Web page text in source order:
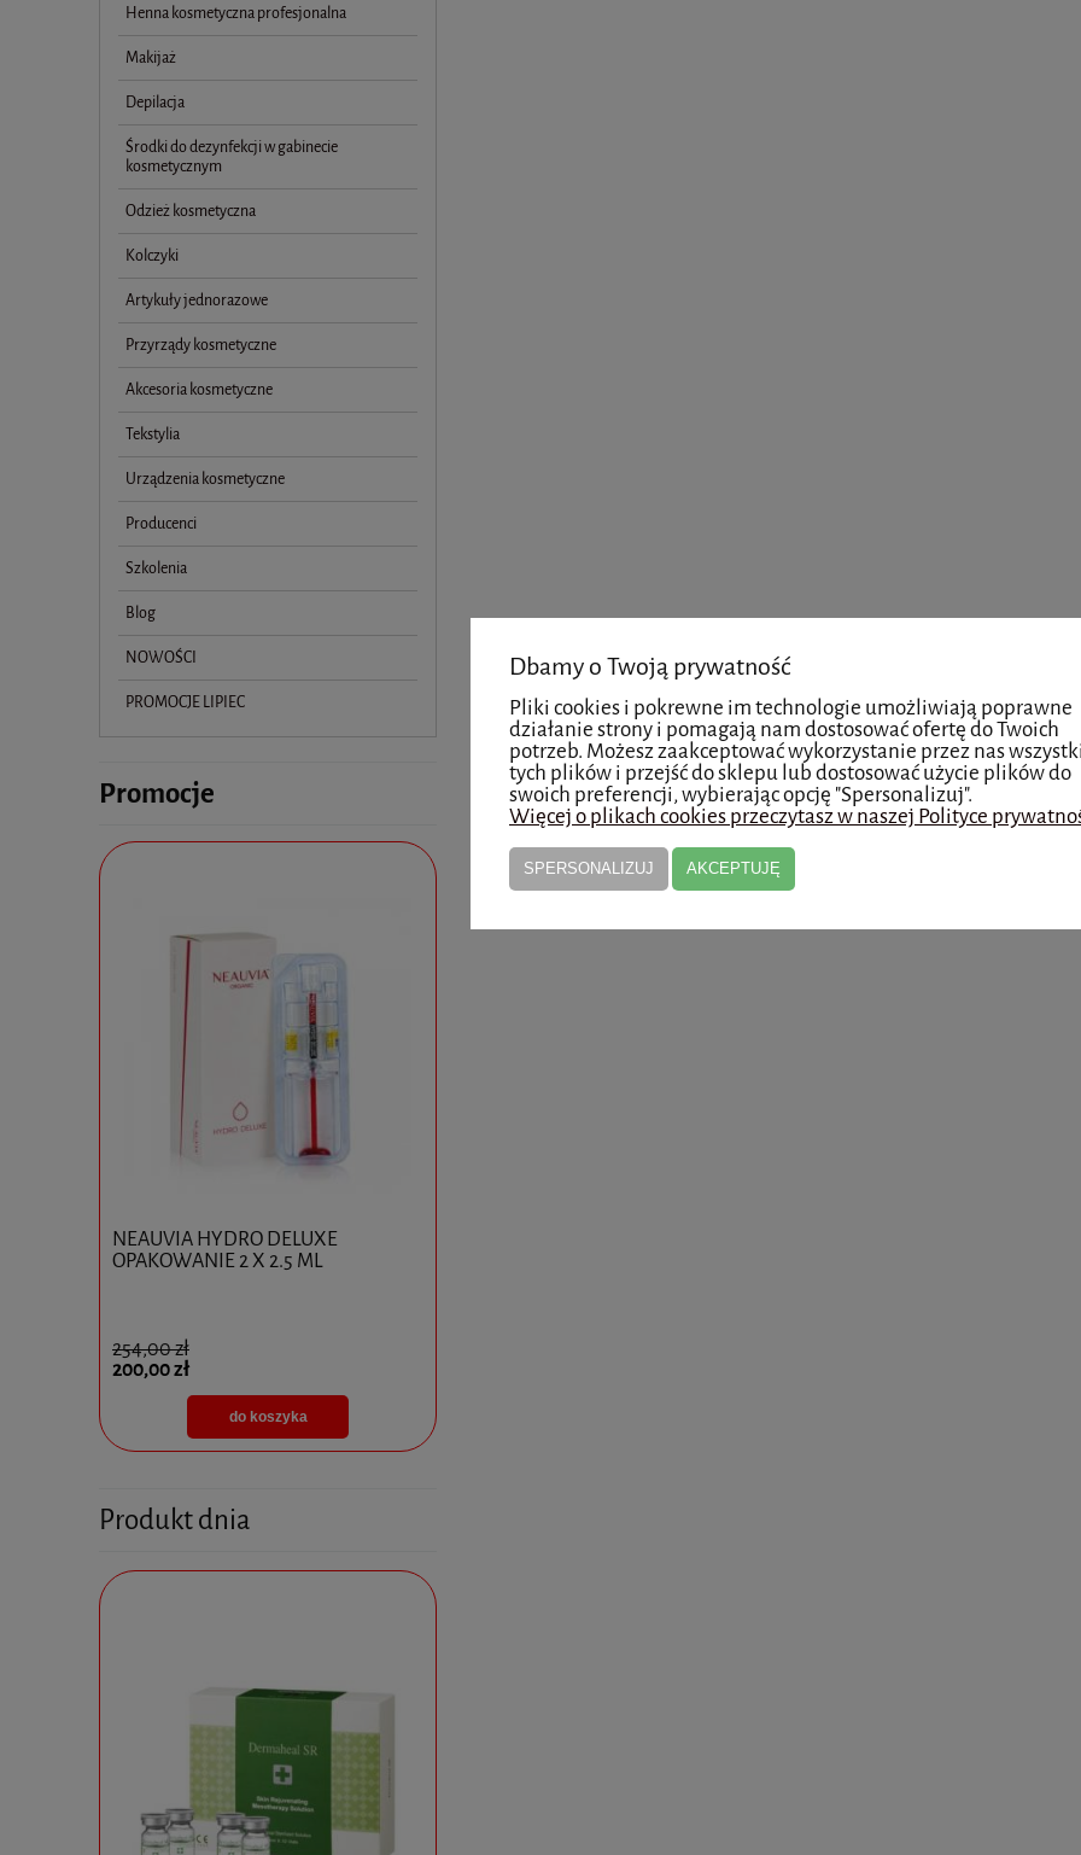
Henna kosmetyczna profesjonalna
Makijaż
Depilacja
Środki do dezynfekcji w gabinecie
kosmetycznym
Odzież kosmetyczna
Kolczyki
Artykuły jednorazowe
Przyrządy kosmetyczne
Akcesoria kosmetyczne
Tekstylia
Urządzenia kosmetyczne
Producenci
Szkolenia
Blog
NOWOŚCI
PROMOCJE LIPIEC
Promocje
NEAUVIA HYDRO DELUXE
OPAKOWANIE 2 X 2.5 ML
254,00 zł
200,00 zł
do koszyka
Produkt dnia
Dbamy o Twoją prywatność
Pliki cookies i pokrewne im technologie umożliwiają poprawne
działanie strony i pomagają nam dostosować ofertę do Twoich
potrzeb. Możesz zaakceptować wykorzystanie przez nas
tych plików i przejść do sklepu lub dostosować użycie plików do
swoich preferencji, wybierając opcję "Spersonalizuj".
Więcej o plikach cookies przeczytasz w naszej Polityce
SPERSONALIZUJ AKCEPTUJĘ